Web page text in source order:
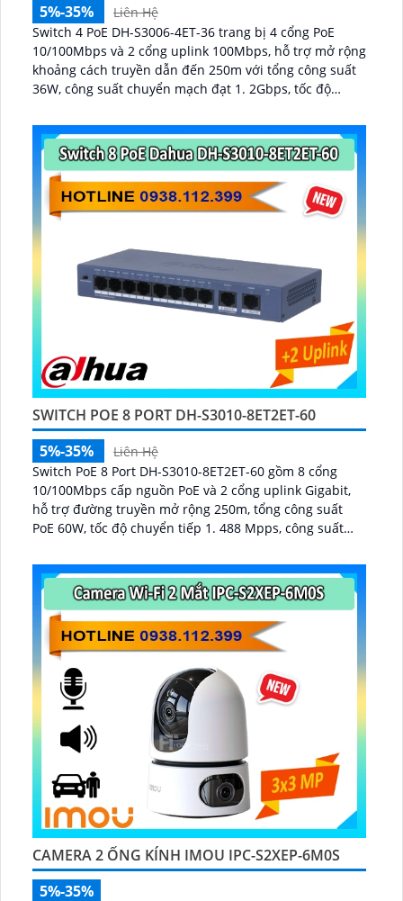
5%-35%
Liên Hệ
Switch 4 PoE DH-S3006-4ET-36 trang bị 4 cổng PoE
10/100Mbps và 2 cổng uplink 100Mbps, hỗ trợ mở rộng
khoảng cách truyền dẫn đến 250m với tổng công suất
36W, công suất chuyển mạch đạt 1. 2Gbps, tốc độ
SWITCH POE 8 PORT DH-S3010-8ET2ET-60
5%-35%
Liên Hệ
Switch PoE 8 Port DH-S3010-8ET2ET-60 gồm 8 cổng
10/100Mbps cấp nguồn PoE và 2 cổng uplink Gigabit,
hỗ trợ đường truyền mở rộng 250m, tổng công suất
PoE 60W, tốc độ chuyển tiếp 1. 488 Mpps, công suất
CAMERA 2 ỐNG KÍNH IMOU IPC-S2XEP-6M0S
5%-35%